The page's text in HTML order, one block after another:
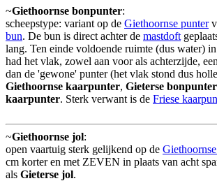
~Giethoornse bonpunter:
scheepstype: variant op de Giethoornse punter
bun. De bun is direct achter de mastdoft
lang. Ten einde voldoende ruimte (dus water)
had het vlak, zowel aan voor als achterzijde,
dan de 'gewone' punter (het vlak stond dus
Giethoornse kaarpunter, Gieterse bonpunter
kaarpunter. Sterk verwant is de Friese
~Giethoornse jol:
open vaartuig sterk gelijkend op de
cm korter en met ZEVEN in plaats van acht
als Gieterse jol.